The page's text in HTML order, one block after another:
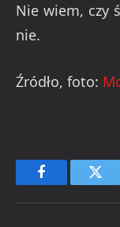
Nie wiem, czy
nie.
Źródło, foto:
Facebook